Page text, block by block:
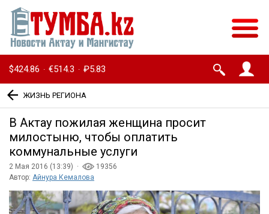
$424.86 · €514.3 · ₽5.83
ЖИЗНЬ РЕГИОНА
В Актау пожилая женщина просит
милостыню, чтобы оплатить
коммунальные услуги
2 Мая 2016 (13:39) ·
19356
Автор: Айнура Кемалова